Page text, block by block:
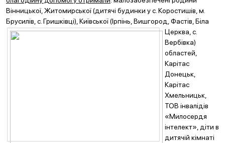
Вінницької, Житомирської (дитячі будинки у с. Коростишів, м.
Брусилів, с. Гришківці), Київської (Ірпінь, Вишгород, Фастів, Біла
Церква, с.
Вербівка)
областей,
Карітас
Донецьк,
Карітас
Хмельницьк,
ТОВ інвалідів
«Милосердя
інтелект», діти в
дитячій кімнаті